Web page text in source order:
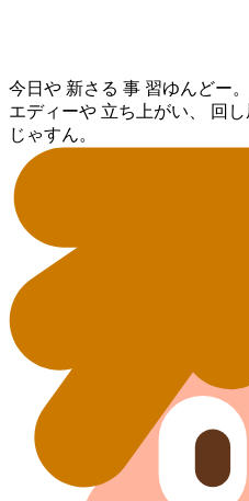
今日⁠や 新さる 事 習ゆん⁠どー。
エディー⁠や 立ち上がい、 回
じゃすん。